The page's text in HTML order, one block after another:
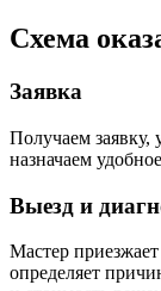
Схема
Заявка
Получаем заявку,
назначаем
Выезд и
Мастер
определяет